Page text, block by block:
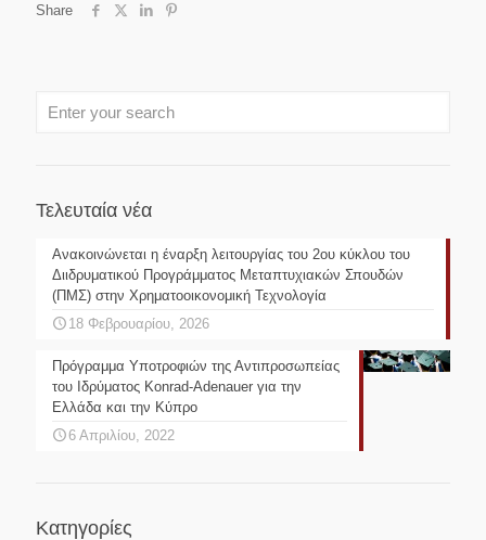
Share
Τελευταία νέα
Ανακοινώνεται η έναρξη λειτουργίας του 2ου κύκλου του
Διιδρυματικού Προγράμματος Μεταπτυχιακών Σπουδών
(ΠΜΣ) στην Χρηματοοικονομική Τεχνολογία
18 Φεβρουαρίου, 2026
Πρόγραμμα Υποτροφιών της Αντιπροσωπείας
του Ιδρύματος Konrad-Adenauer για την
Ελλάδα και την Κύπρο
6 Απριλίου, 2022
Κατηγορίες